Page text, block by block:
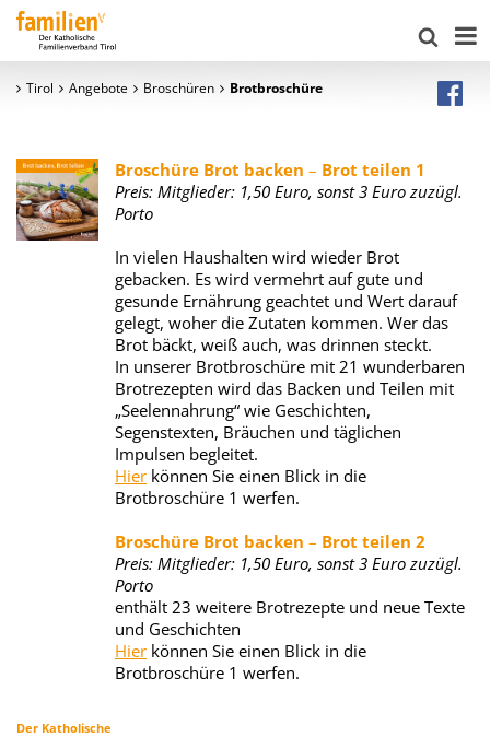
Tirol Angebote Broschüren Brotbroschüre
Broschüre Brot backen – Brot teilen 1
Preis: Mitglieder: 1,50 Euro, sonst 3 Euro zuzügl.
Porto
In vielen Haushalten wird wieder Brot
gebacken. Es wird vermehrt auf gute und
gesunde Ernährung geachtet und Wert darauf
gelegt, woher die Zutaten kommen. Wer das
Brot bäckt, weiß auch, was drinnen steckt.
In unserer Brotbroschüre mit 21 wunderbaren
Brotrezepten wird das Backen und Teilen mit
„Seelennahrung“ wie Geschichten,
Segenstexten, Bräuchen und täglichen
Impulsen begleitet.
Hier können Sie einen Blick in die
Brotbroschüre 1 werfen.
Broschüre Brot backen – Brot teilen 2
Preis: Mitglieder: 1,50 Euro, sonst 3 Euro zuzügl.
Porto
enthält 23 weitere Brotrezepte und neue Texte
und Geschichten
Hier können Sie einen Blick in die
Brotbroschüre 1 werfen.
Der Katholische